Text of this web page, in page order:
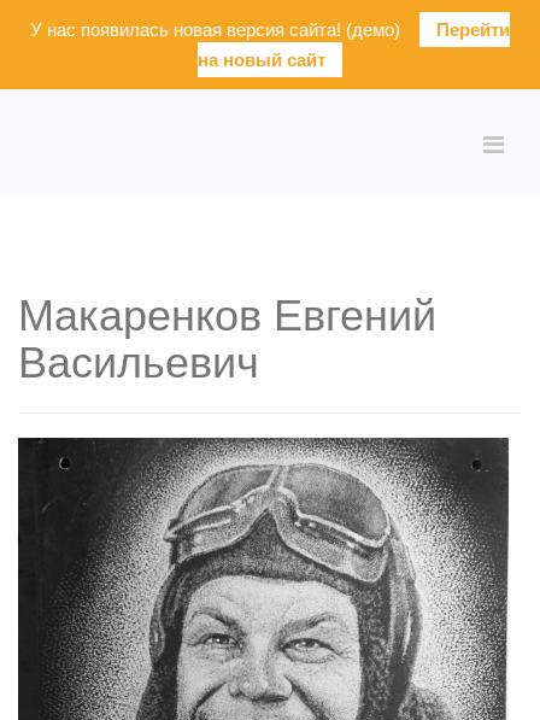
У нас появилась новая версия сайта! (демо)
Перейти
на новый сайт
Макаренков Евгений
Васильевич